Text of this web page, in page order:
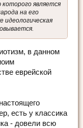
является
на его
идеологическая
в данном
еврейской
есть у классика
- довели всю